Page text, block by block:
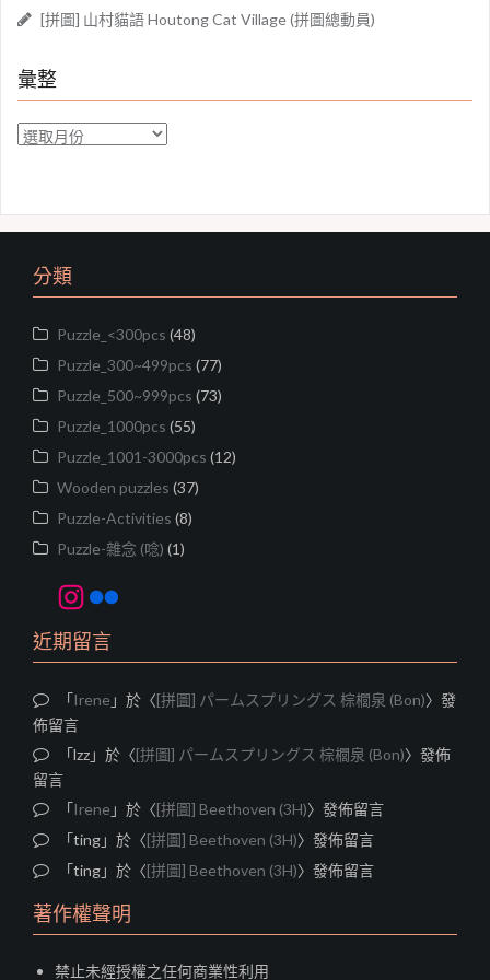
[拼圖] 山村貓語 Houtong Cat Village (拼圖總動員)
彙整
彙
分類
Puzzle_<300pcs (48)
Puzzle_300~499pcs (77)
Puzzle_500~999pcs (73)
Puzzle_1000pcs (55)
Puzzle_1001-3000pcs (12)
Wooden puzzles (37)
Puzzle-Activities (8)
Puzzle-雜念 (唸) (1)
Instagram
Flickr
近期留言
「Irene 」於〈[拼圖] パームスプリングス 棕櫚泉 (Bon)〉發
佈留言
「lzz 」於〈[拼圖] パームスプリングス 棕櫚泉 (Bon)〉發佈
留言
「Irene 」於〈[拼圖] Beethoven (3H)〉發佈留言
「ting 」於〈[拼圖] Beethoven (3H)〉發佈留言
「ting 」於〈[拼圖] Beethoven (3H)〉發佈留言
著作權聲明
禁止未經授權之任何商業性利用